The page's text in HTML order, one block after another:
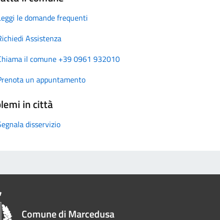
le domande frequenti
Assistenza
il comune +39 0961 932010
un appuntamento
in città
disservizio
Comune di Marcedusa